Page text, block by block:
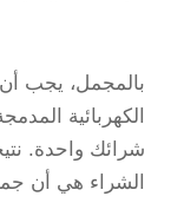
بالمجمل، يجب
الكهربائية
شرائك واحدة.
الشراء هي أن